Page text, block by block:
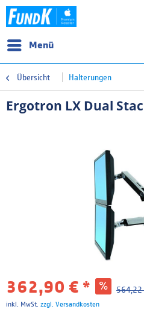
Menü
Übersicht Halterungen
Ergotron LX Dual
362,90 € * 564,22
inkl. MwSt. zzgl. Versandkosten